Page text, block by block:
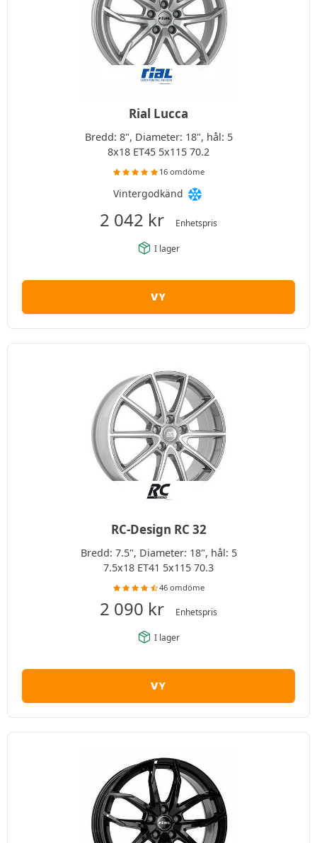
Rial Lucca
Bredd: 8", Diameter: 18", hål: 5
8x18 ET45 5x115 70.2
16 omdöme
Vintergodkänd
2 042 kr Enhetspris
I lager
VY
RC-Design RC 32
Bredd: 7.5", Diameter: 18", hål: 5
7.5x18 ET41 5x115 70.3
46 omdöme
2 090 kr Enhetspris
I lager
VY